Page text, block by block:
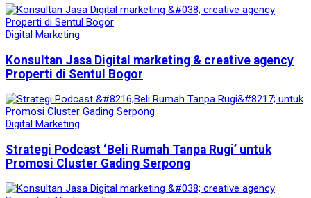
Digital Marketing
Konsultan Jasa Digital marketing & creative agency
Properti di Sentul Bogor
Digital Marketing
Strategi Podcast ‘Beli Rumah Tanpa Rugi’ untuk
Promosi Cluster Gading Serpong